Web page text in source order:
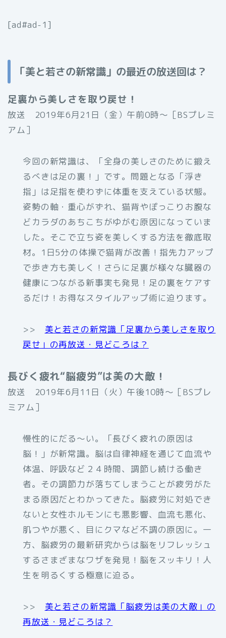
[ad#ad-1]
「美と若さの新常識」の最近の放送回は？
足裏から美しさを取り戻せ！
放送 2019年6月21日（金）午前0時〜［BSプレミ
アム］
今回の新常識は、「全身の美しさのために鍛え
るべきは足の裏！」です。問題となる「浮き
指」は足指を使わずに体重を支えている状態。
姿勢の軸・重心がずれ、猫背やぽっこりお腹な
どカラダのあちこちがゆがむ原因になっていま
した。そこで立ち姿を美しくする方法を徹底取
材。1日5分の体操で猫背が改善！指先力アップ
で歩き方も美しく！さらに足裏が様々な臓器の
健康につながる新事実も発見！足の裏をケアす
るだけ！お得なスタイルアップ術に迫ります。
>> 美と若さの新常識「足裏から美しさを取り
戻せ」の再放送・見どころは？
長びく疲れ“脳疲労”は美の大敵！
放送 2019年6月11日（火）午後10時〜［BSプレ
ミアム］
慢性的にだる～い。「長びく疲れの原因は
脳！」が新常識。脳は自律神経を通じて血流や
体温、呼吸など２４時間、調節し続ける働き
者。その調節力が落ちてしまうことが疲労がた
まる原因だとわかってきた。脳疲労に対処でき
ないと女性ホルモンにも悪影響、血流も悪化、
肌つやが悪く、目にクマなど不調の原因に。一
方、脳疲労の最新研究からは脳をリフレッシュ
するさまざまなワザを発見！脳をスッキリ！人
生を明るくする極意に迫る。
>> 美と若さの新常識「脳疲労は美の大敵」の
再放送・見どころは？